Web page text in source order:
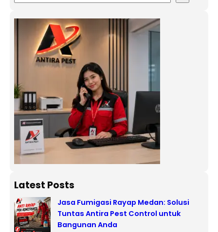
Latest Posts
Jasa Fumigasi Rayap Medan: Solusi
Tuntas Antira Pest Control untuk
Bangunan Anda